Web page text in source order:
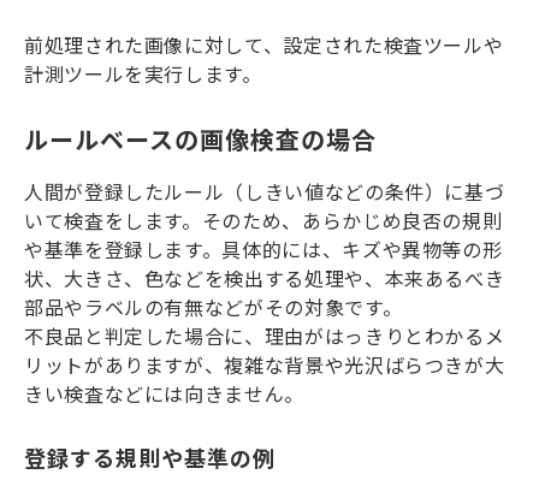
前処理された画像に対して、設定された検査ツールや
計測ツールを実行します。
ルールベースの画像検査の場合
人間が登録したルール（しきい値などの条件）に基づ
いて検査をします。そのため、あらかじめ良否の規則
や基準を登録します。具体的には、キズや異物等の形
状、大きさ、色などを検出する処理や、本来あるべき
部品やラベルの有無などがその対象です。
不良品と判定した場合に、理由がはっきりとわかるメ
リットがありますが、複雑な背景や光沢ばらつきが大
きい検査などには向きません。
登録する規則や基準の例